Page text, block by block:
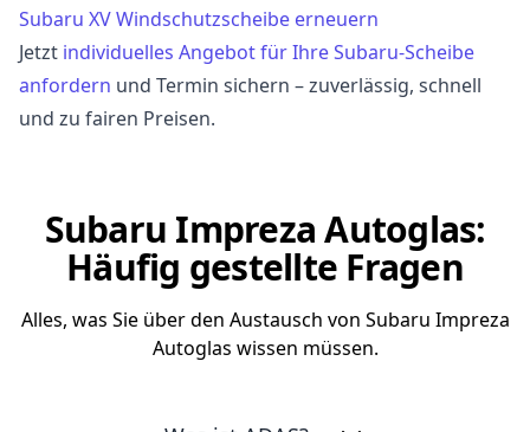
Subaru XV Windschutzscheibe erneuern
Jetzt individuelles Angebot für Ihre Subaru-Scheibe
anfordern und Termin sichern – zuverlässig, schnell
und zu fairen Preisen.
Subaru Impreza Autoglas:
Häufig gestellte Fragen
Alles, was Sie über den Austausch von Subaru Impreza
Autoglas wissen müssen.